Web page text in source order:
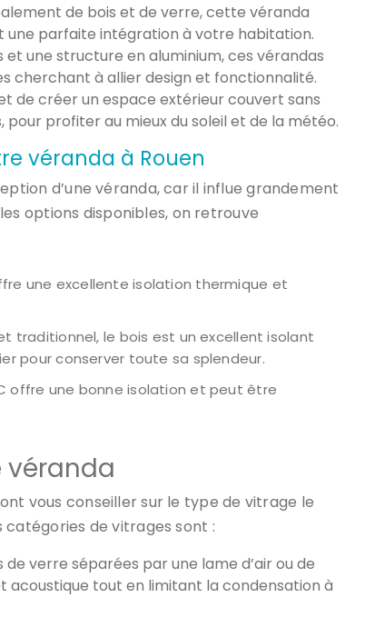
de bois et de verre, cette véranda
parfaite intégration à votre habitation.
et une structure en aluminium, ces vérandas
cherchant à allier design et fonctionnalité.
de créer un espace extérieur couvert sans
profiter au mieux du soleil et de la météo.
véranda à Rouen
d’une véranda, car il influe grandement
options disponibles, on retrouve
une excellente isolation thermique et
traditionnel, le bois est un excellent isolant
pour conserver toute sa splendeur.
offre une bonne isolation et peut être
véranda
vous conseiller sur le type de vitrage le
catégories de vitrages sont :
verre séparées par une lame d’air ou de
acoustique tout en limitant la condensation à